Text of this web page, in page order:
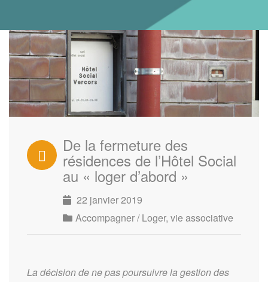
De la fermeture des
résidences de l’Hôtel Social
au « loger d’abord »
22 janvier 2019
Accompagner / Loger, vie associative
La décision de ne pas poursuivre la gestion des